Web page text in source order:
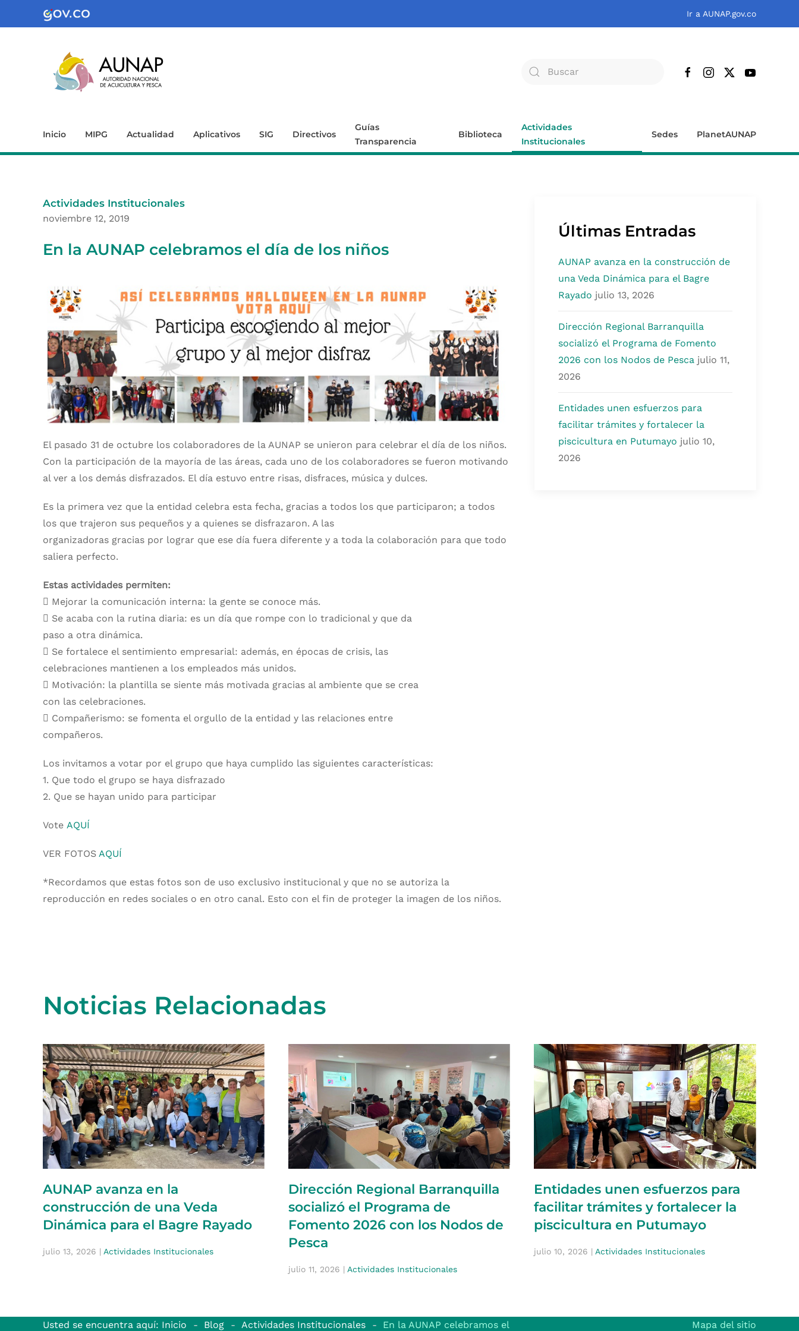
Ir a AUNAP.gov.co
Inicio MIPG Actualidad Aplicativos SIG Directivos
Guías
Transparencia
Biblioteca
Actividades
Institucionales
Sedes PlanetAUNAP
Actividades Institucionales
noviembre 12, 2019
En la AUNAP celebramos el día de los niños
El pasado 31 de octubre los colaboradores de la AUNAP se unieron para celebrar el día de los niños.
Con la participación de la mayoría de las áreas, cada uno de los colaboradores se fueron motivando
al ver a los demás disfrazados. El día estuvo entre risas, disfraces, música y dulces.
Es la primera vez que la entidad celebra esta fecha, gracias a todos los que participaron; a todos
los que trajeron sus pequeños y a quienes se disfrazaron. A las
organizadoras gracias por lograr que ese día fuera diferente y a toda la colaboración para que todo
saliera perfecto.
Estas actividades permiten:
 Mejorar la comunicación interna: la gente se conoce más.
 Se acaba con la rutina diaria: es un día que rompe con lo tradicional y que da
paso a otra dinámica.
 Se fortalece el sentimiento empresarial: además, en épocas de crisis, las
celebraciones mantienen a los empleados más unidos.
 Motivación: la plantilla se siente más motivada gracias al ambiente que se crea
con las celebraciones.
 Compañerismo: se fomenta el orgullo de la entidad y las relaciones entre
compañeros.
Los invitamos a votar por el grupo que haya cumplido las siguientes características:
1. Que todo el grupo se haya disfrazado
2. Que se hayan unido para participar
Vote AQUÍ
VER FOTOS AQUÍ
*Recordamos que estas fotos son de uso exclusivo institucional y que no se autoriza la
reproducción en redes sociales o en otro canal. Esto con el fin de proteger la imagen de los niños.
Últimas Entradas
AUNAP avanza en la construcción de
una Veda Dinámica para el Bagre
Rayado julio 13, 2026
Dirección Regional Barranquilla
socializó el Programa de Fomento
2026 con los Nodos de Pesca julio 11,
2026
Entidades unen esfuerzos para
facilitar trámites y fortalecer la
piscicultura en Putumayo julio 10,
2026
Noticias Relacionadas
AUNAP avanza en la
construcción de una Veda
Dinámica para el Bagre Rayado
julio 13, 2026 | Actividades Institucionales
Dirección Regional Barranquilla
socializó el Programa de
Fomento 2026 con los Nodos de
Pesca
julio 11, 2026 | Actividades Institucionales
Entidades unen esfuerzos para
facilitar trámites y fortalecer la
piscicultura en Putumayo
julio 10, 2026 | Actividades Institucionales
Usted se encuentra aquí: Inicio Blog Actividades Institucionales En la AUNAP celebramos el Mapa del sitio